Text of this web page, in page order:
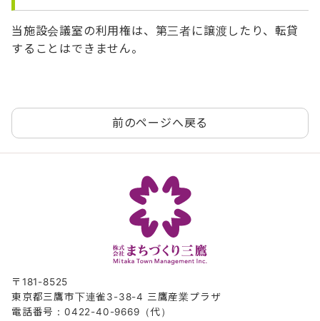
当施設会議室の利用権は、第三者に譲渡したり、転貸
することはできません。
前のページへ戻る
〒181-8525
東京都三鷹市下連雀3-38-4 三鷹産業プラザ
電話番号：0422-40-9669（代）